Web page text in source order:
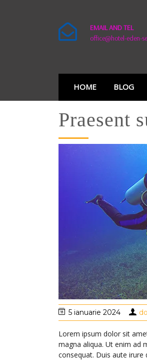
EMAIL AND TEL
office@hotel-eden-
HOME BLOG
Praesent
5 ianuarie 2024
Lorem ipsum dolor sit
magna aliqua. Ut enim ad
consequat. Duis aute